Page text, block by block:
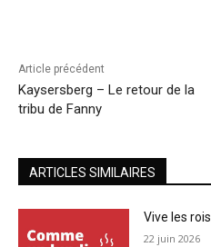
Article précédent
Kaysersberg – Le retour de la
tribu de Fanny
ARTICLES SIMILAIRES
Vive les rois
22 juin 2026